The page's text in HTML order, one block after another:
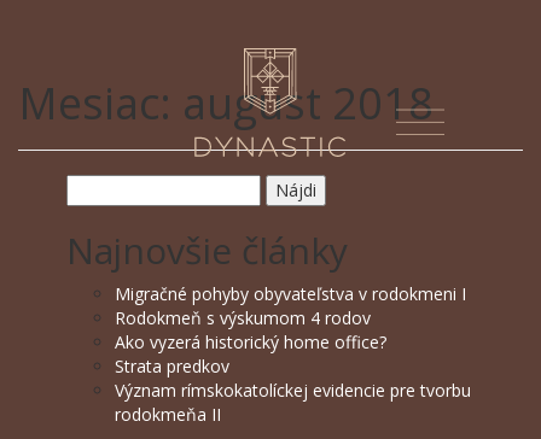
Mesiac: august 2018
Najnovšie články
Migračné pohyby obyvateľstva v rodokmeni I
Rodokmeň s výskumom 4 rodov
Ako vyzerá historický home office?
Strata predkov
Význam rímskokatolíckej evidencie pre tvorbu
rodokmeňa II